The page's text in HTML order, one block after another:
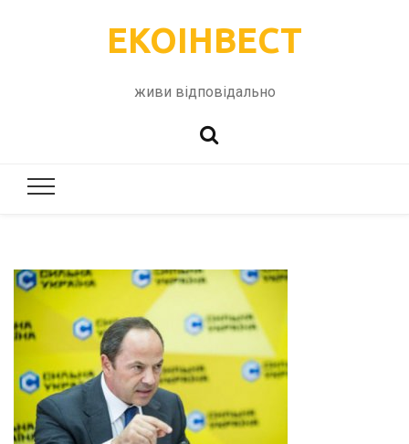
ЕКОІНВЕСТ
живи відповідально